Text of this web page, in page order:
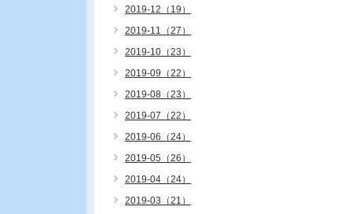
2019-12（19）
2019-11（27）
2019-10（23）
2019-09（22）
2019-08（23）
2019-07（22）
2019-06（24）
2019-05（26）
2019-04（24）
2019-03（21）